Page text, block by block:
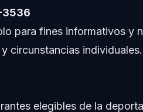
convertirse en ciudadanos
3536
para fines informativos y
circunstancias
elegibles de la